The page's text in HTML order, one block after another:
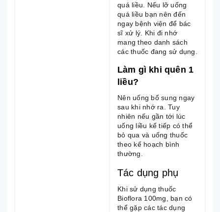
quá liều. Nếu lỡ uống
quá liều bạn nên đến
ngay bệnh viện để bác
sĩ xử lý. Khi đi nhớ
mang theo danh sách
các thuốc đang sử dụng.
Làm gì khi quên 1
liều?
Nên uống bổ sung ngay
sau khi nhớ ra. Tuy
nhiên nếu gần tới lúc
uống liều kế tiếp có thể
bỏ qua và uống thuốc
theo kế hoạch bình
thường.
Tác dụng phụ
Khi sử dụng thuốc
Bioflora 100mg, bạn có
thể gặp các tác dụng